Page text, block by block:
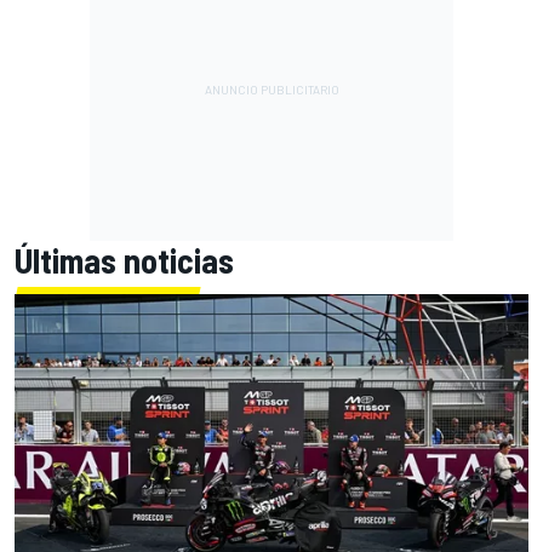
Últimas noticias